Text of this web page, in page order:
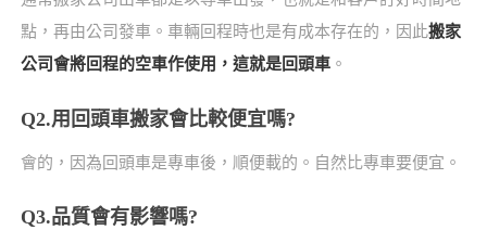
點，再由公司發車。車輛回程時也是有成本存在的，因此搬家
公司會將回程的空車作使用，這就是回頭車。
Q2.用回頭車搬家會比較便宜嗎?
會的，因為回頭車是專車後，順便載的。自然比專車要便宜。
Q3.品質會有影響嗎?